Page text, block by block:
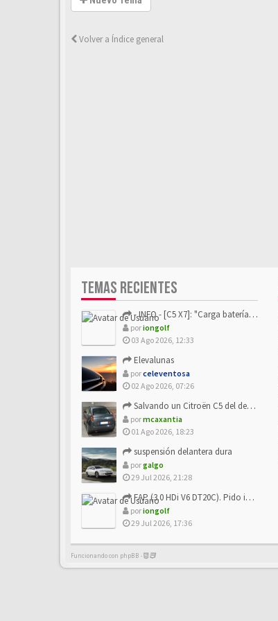
Volver a Índice general
TEMAS RECIENTES
- INFO - [C5 X7]: "Carga batería o alimentación eléctri...
poriongolf
03 Ago 2026, 12:33
Elevalunas
porceleventosa
02 Ago 2026, 07:26
Salvando un Citroën C5 del desguace: Presentación y seguimiento
pormcaxantia
01 Ago 2026, 18:23
suspensión delantera dura
porgalgo
29 Jul 2026, 21:28
FAP (3.0 HDi V6 DT20C). Pido info sobre su sustitución
poriongolf
29 Jul 2026, 17:36
Funcionando con phpBB -